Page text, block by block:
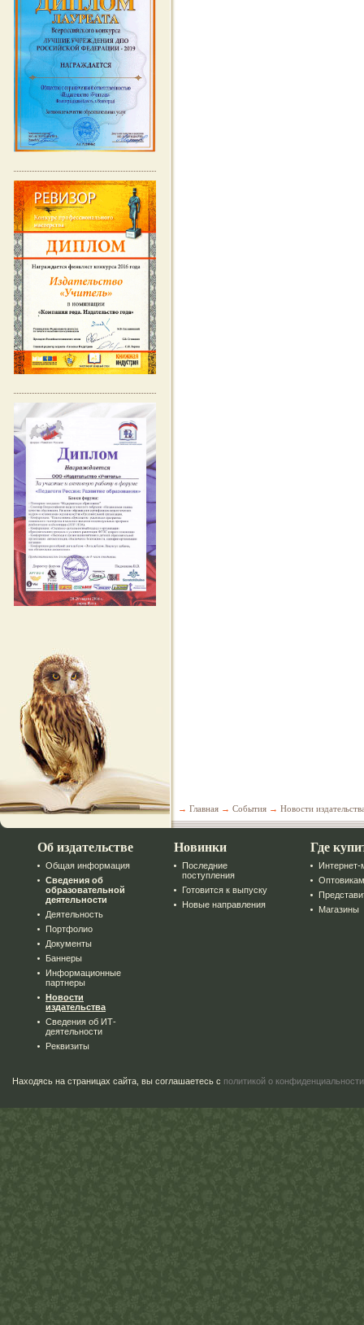
→ Главная → События → Новости
Об издательстве
Общая информация
Сведения об
образовательной
деятельности
Деятельность
Портфолио
Документы
Баннеры
Информационные
партнеры
Новости
издательства
Сведения об ИТ-
деятельности
Реквизиты
Новинки
Последние
поступления
Готовится к выпуску
Новые направления
Где
Интернет-
Оптовикам
Магазины
Находясь на страницах сайта, вы соглашаетесь с политикой о конфиденциальности